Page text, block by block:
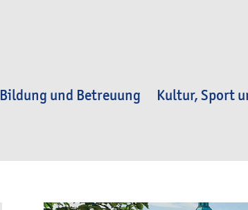
Bildung und Betreuung Kultur, Sport